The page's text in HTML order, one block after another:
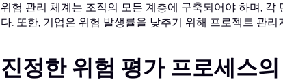
위험 관리 체계는 조직의 모든 계층에 구축되어야 하며,
다. 또한, 기업은 위험 발생률을 낮추기 위해 프로젝트 관
진정한 위험 평가 프로세스의